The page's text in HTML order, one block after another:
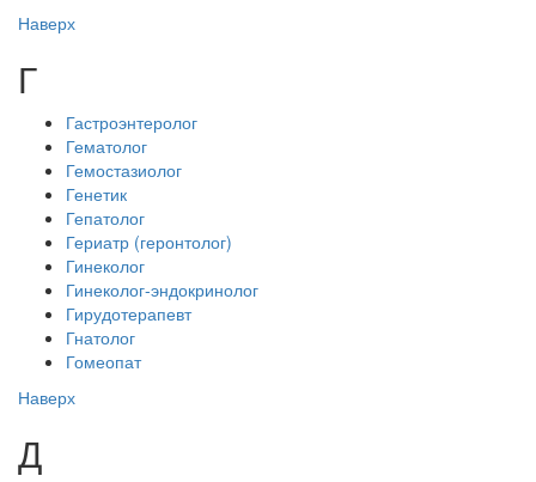
Наверх
Г
Гастроэнтеролог
Гематолог
Гемостазиолог
Генетик
Гепатолог
Гериатр (геронтолог)
Гинеколог
Гинеколог-эндокринолог
Гирудотерапевт
Гнатолог
Гомеопат
Наверх
Д